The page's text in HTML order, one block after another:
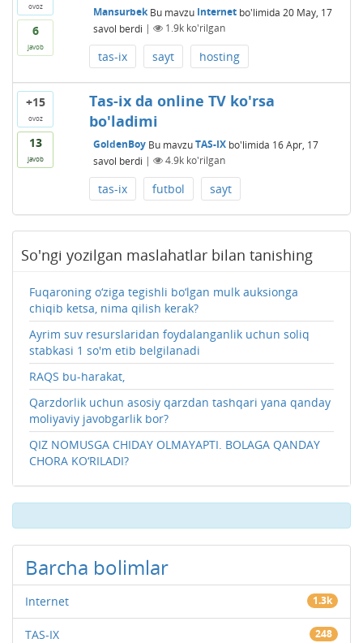
ovoz
6
javob
Mansurbek Bu mavzu Internetbo'limida 20 May, 17
savol berdi | 1.9kko'rilgan
tas-ix sayt hosting
+15
ovoz
13
javob
Tas-ix da online TV ko'rsa
bo'ladimi
GoldenBoy Bu mavzuTAS-IXbo'limida 16 Apr, 17
savol berdi | 4.9kko'rilgan
tas-ix futbol sayt
So'ngi yozilgan maslahatlar bilan tanishing
Fuqaroning o‘ziga tegishli bo‘lgan mulk auksionga
chiqib ketsa, nima qilish kerak?
Ayrim suv resurslaridan foydalanganlik uchun soliq
stabkasi 1 so'm etib belgilanadi
RAQS bu-harakat,
Qarzdorlik uchun asosiy qarzdan tashqari yana qanday
moliyaviy javobgarlik bor?
QIZ NOMUSGA CHIDAY OLMAYAPTI. BOLAGA QANDAY
CHORA KO‘RILADI?
Barcha bolimlar
Internet 1.3k
TAS-IX 248